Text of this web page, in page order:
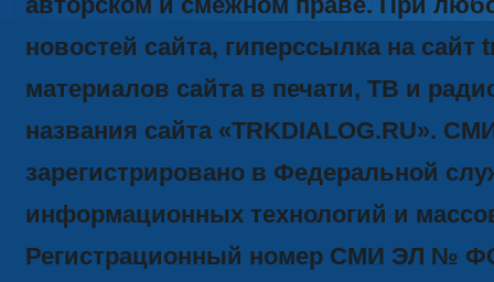
новостей сайта, гиперссылка на
материалов сайта в печати, ТВ и
названия сайта «TRKDIALOG.RU».
зарегистрировано в Федеральной
информационных технологий и
Регистрационный номер СМИ ЭЛ №